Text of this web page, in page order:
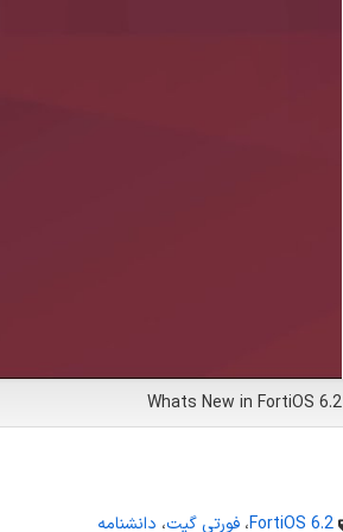
Whats New in FortiOS 6.2
FortiOS 6.2، فورتی گیت، دانشنامه